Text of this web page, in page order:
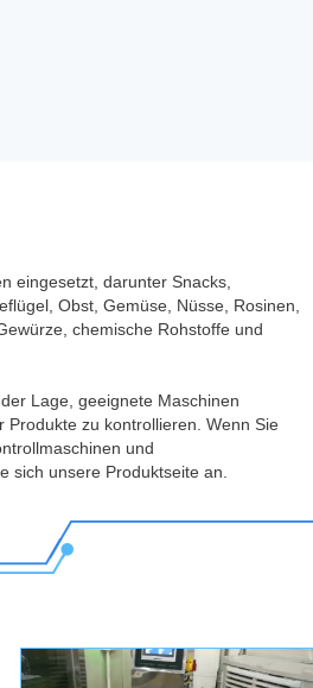
Lösung kann basierend auf den
Produktionsliniensituation des Kunden
der Garantiezeit kaputt geht.
eingesetzt, darunter Snacks,
Obst, Gemüse, Nüsse, Rosinen,
chemische Rohstoffe und
Lage, geeignete Maschinen
zu kontrollieren. Wenn Sie
und
sich unsere Produktseite an.